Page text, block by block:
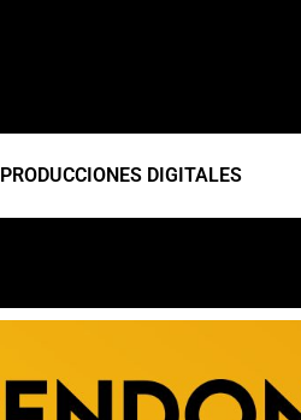
PRODUCCIONES DIGITALES